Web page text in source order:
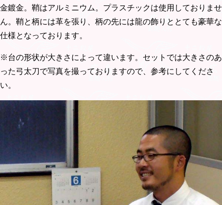
金鍍金。鞘はアルミニウム。プラスチックは使用しておりませ
ん。鞘と柄には革を張り、柄の先には龍の飾りととても豪華な
仕様となっております。
※台の形状が大きさによって違います。セットでは大きさのあ
った弓太刀で写真を撮っておりますので、参考にしてくださ
い。